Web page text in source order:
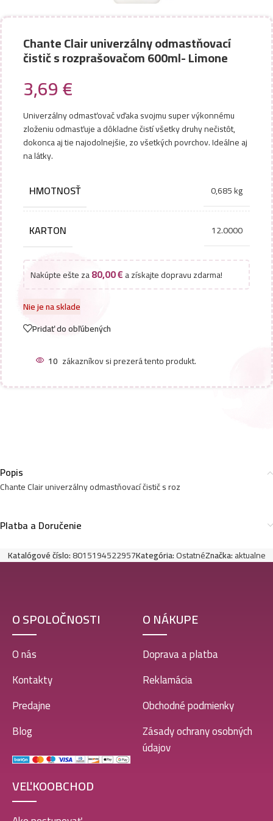
Chante Clair univerzálny odmastňovací
čistič s rozprašovačom 600ml- Limone
3,69€
Univerzálny odmasťovač vďaka svojmu super výkonnému
zloženiu odmasťuje a dôkladne čistí všetky druhy nečistôt,
dokonca aj tie najodolnejšie, zo všetkých povrchov. Ideálne aj
na látky.
HMOTNOSŤ 0,685 kg
KARTON 12.0000
Nakúpte ešte za80,00€a získajte dopravu zdarma!
Nie je na sklade
Pridať do obľúbených
10 zákazníkov si prezerá tento produkt.
Popis
Chante Clair univerzálny odmastňovací čistič s roz
Platba a Doručenie
Katalógové číslo:8015194522957Kategória:OstatnéZnačka:aktualne
O SPOLOČNOSTI
O nás
Kontakty
Predajne
Blog
O NÁKUPE
Doprava a platba
Reklamácia
Obchodné podmienky
Zásady ochrany osobných
údajov
VEĽKOOBCHOD